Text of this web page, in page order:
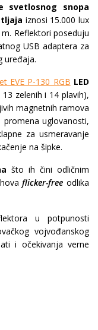
svetlosnog snopa
iznosi 15.000 lux
Reflektori poseduju
USB adaptera za
uređaja.
EVE P-130 RGB LED
zelenih i 14 plavih),
magnetnih ramova
uglovanosti,
za usmeravanje
na šipke.
što ih čini odličnim
flicker-free odlika
u potpunosti
vojvođanskog
i očekivanja verne